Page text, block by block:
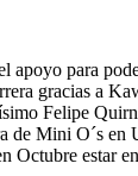
apoyo para
gracias a
Felipe
de Mini O´s en
Octubre estar